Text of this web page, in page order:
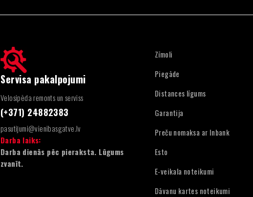
Servisa pakalpojumi
Velosipēda remonts un serviss
(+371) 24882383
pasutijumi@vienibasgatve.lv
Darba laiks:
Darba dienās pēc pieraksta. Lūgums
zvanīt.
Zīmoli
Piegāde
Distances līgums
Garantija
Preču nomaksa ar Inbank
Esto
E-veikala noteikumi
Dāvanu kartes noteikumi